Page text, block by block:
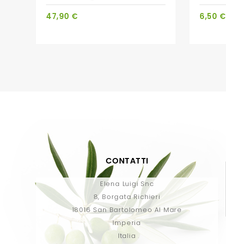
47,90 € 6,50 €
CONTATTI
Elena Luigi Snc
8, Borgata Richieri
18016 San Bartolomeo Al Mare
Imperia
Italia